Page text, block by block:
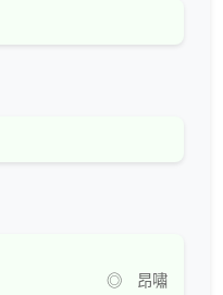
◎ 昂嘯